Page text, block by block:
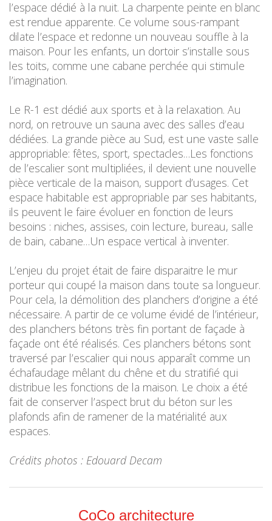
l’espace dédié à la nuit. La charpente peinte en blanc
est rendue apparente. Ce volume sous-rampant
dilate l’espace et redonne un nouveau souffle à la
maison. Pour les enfants, un dortoir s’installe sous
les toits, comme une cabane perchée qui stimule
l’imagination.
Le R-1 est dédié aux sports et à la relaxation. Au
nord, on retrouve un sauna avec des salles d’eau
dédiées. La grande pièce au Sud, est une vaste salle
appropriable: fêtes, sport, spectacles…Les fonctions
de l’escalier sont multipliées, il devient une nouvelle
pièce verticale de la maison, support d’usages. Cet
espace habitable est appropriable par ses habitants,
ils peuvent le faire évoluer en fonction de leurs
besoins : niches, assises, coin lecture, bureau, salle
de bain, cabane…Un espace vertical à inventer.
L’enjeu du projet était de faire disparaitre le mur
porteur qui coupé la maison dans toute sa longueur.
Pour cela, la démolition des planchers d’origine a été
nécessaire. A partir de ce volume évidé de l’intérieur,
des planchers bétons très fin portant de façade à
façade ont été réalisés. Ces planchers bétons sont
traversé par l’escalier qui nous apparaît comme un
échafaudage mêlant du chêne et du stratifié qui
distribue les fonctions de la maison. Le choix a été
fait de conserver l’aspect brut du béton sur les
plafonds afin de ramener de la matérialité aux
espaces.
Crédits photos : Edouard Decam
CoCo architecture